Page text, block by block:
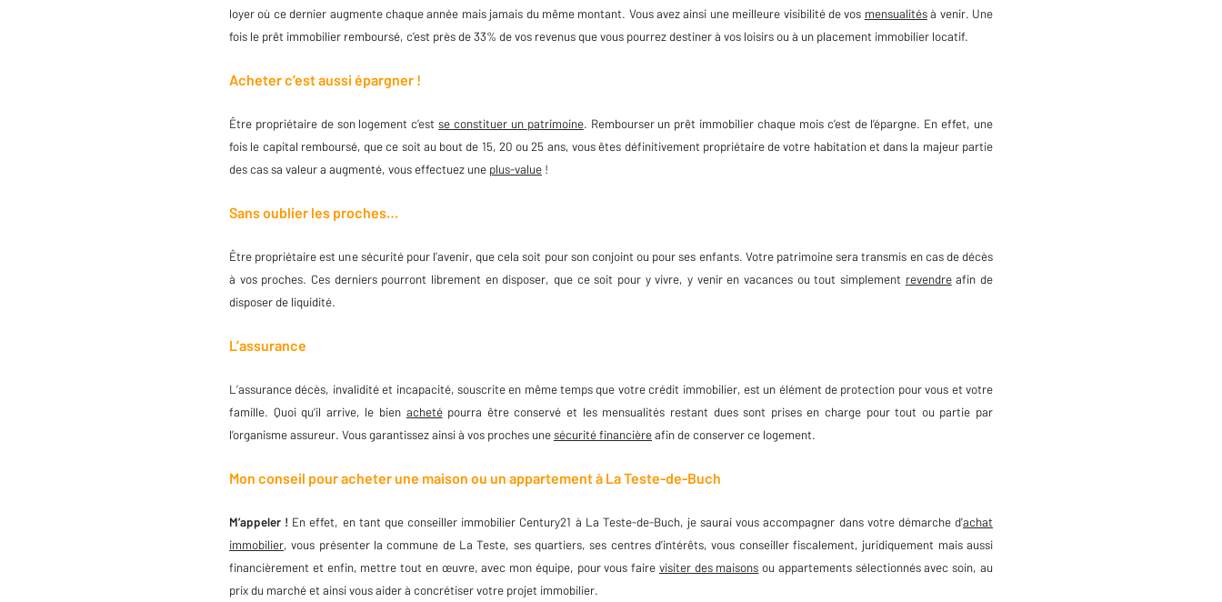
loyer où ce dernier augmente chaque année mais jamais du même montant. Vous avez ainsi une meilleure visibilité de vos mensualitésà venir. Une
fois le prêt immobilier remboursé, c’est près de 33% de vos revenus que vous pourrez destiner à vos loisirs ou à un placement immobilier locatif.
Acheter c’est aussi épargner !
Être propriétaire de son logement c’estse constituer un patrimoine. Rembourser un prêt immobilier chaque mois c’est de l’épargne. En effet, une
fois le capital remboursé, que ce soit au bout de 15, 20 ou 25 ans, vous êtes définitivement propriétaire de votre habitation et dans la majeur partie
des cas sa valeur a augmenté, vous effectuez une plus-value !
Sans oublier les proches…
Être propriétaire est une sécurité pour l’avenir, que cela soit pour son conjoint ou pour ses enfants. Votre patrimoine sera transmis en cas de décès
à vos proches. Ces derniers pourront librement en disposer, que ce soit pour y vivre, y venir en vacances ou tout simplement revendreafin de
disposer de liquidité.
L’assurance
L’assurance décès, invalidité et incapacité, souscrite en même temps que votre crédit immobilier, est un élément de protection pour vous et votre
famille. Quoi qu’il arrive, le bien achetépourra être conservé et les mensualités restant dues sont prises en charge pour tout ou partie par
l’organisme assureur. Vous garantissez ainsi à vos proches unesécurité financièreafin de conserver ce logement.
Mon conseil pour acheter une maison ou un appartement à La Teste-de-Buch
M’appeler ! En effet, en tant que conseiller immobilier Century21 à La Teste-de-Buch, je saurai vous accompagner dans votre démarche d’achat
immobilier, vous présenter la commune de La Teste, ses quartiers, ses centres d’intérêts, vous conseiller fiscalement, juridiquement mais aussi
financièrement et enfin, mettre tout en œuvre, avec mon équipe, pour vous faire visiter des maisons ou appartements sélectionnés avec soin, au
prix du marché et ainsi vous aider à concrétiser votre projet immobilier.